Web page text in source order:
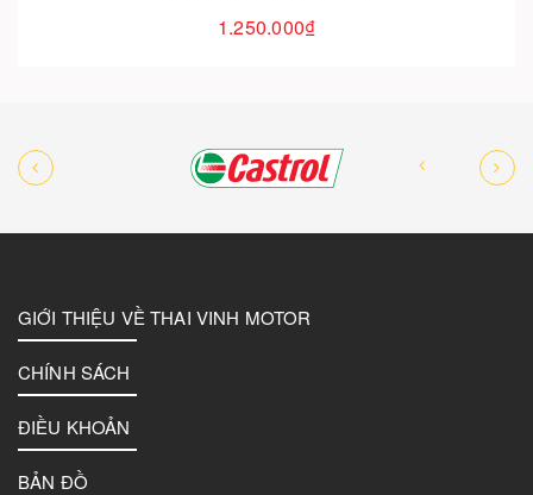
1.250.000₫
GIỚI THIỆU VỀ THAI VINH MOTOR
CHÍNH SÁCH
ĐIỀU KHOẢN
BẢN ĐỒ